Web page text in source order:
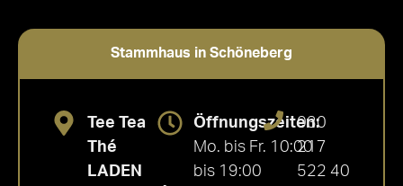
Stammhaus in Schöneberg
Tee Tea
Thé
LADEN
Öffnungszeiten:
Mo. bis Fr. 10:00
bis 19:00
030
217
522 40